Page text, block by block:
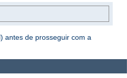
) antes de prosseguir com a